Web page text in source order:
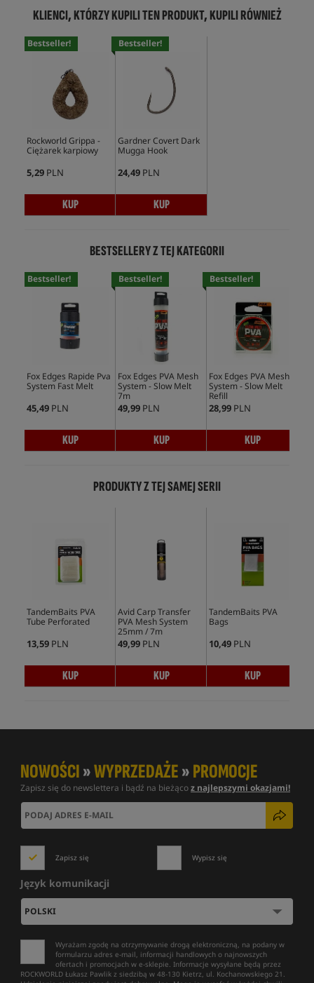
KLIENCI, KTÓRZY KUPILI TEN PRODUKT, KUPILI RÓWNIEŻ
Bestseller!
Rockworld Grippa -
Ciężarek karpiowy
5,29 PLN
KUP
Bestseller!
Gardner Covert Dark
Mugga Hook
24,49 PLN
KUP
BESTSELLERY Z TEJ KATEGORII
Bestseller!
Fox Edges Rapide Pva
System Fast Melt
45,49 PLN
KUP
Bestseller!
Fox Edges PVA Mesh
System - Slow Melt
7m
49,99 PLN
KUP
Bestseller!
Fox Edges PVA Mesh
System - Slow Melt
Refill
28,99 PLN
KUP
PRODUKTY Z TEJ SAMEJ SERII
TandemBaits PVA
Tube Perforated
13,59 PLN
KUP
Avid Carp Transfer
PVA Mesh System
25mm / 7m
49,99 PLN
KUP
TandemBaits PVA
Bags
10,49 PLN
KUP
NOWOŚCI»WYPRZEDAŻE»PROMOCJE
Zapisz się do newslettera i bądź na bieżącoz najlepszymi okazjami!
Zapisz się Wypisz się
Język komunikacji
Wyrażam zgodę na otrzymywanie drogą elektroniczną, na podany w
formularzu adres e-mail, informacji handlowych o najnowszych
ofertach i promocjach w e-sklepie. Informacje wysyłane będą przez
ROCKWORLD Łukasz Pawlik z siedzibą w 48-130 Kietrz, ul. Kochanowskiego 21.